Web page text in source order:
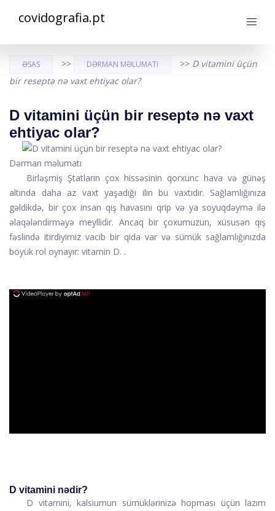
covidografia.pt
ƏSAS >> DƏRMAN MƏLUMATI >> D vitamini üçün
bir reseptə nə vaxt ehtiyac olar?
D vitamini üçün bir reseptə nə vaxt
ehtiyac olar?
Dərman məlumatı
Birləşmiş Ştatların çox hissəsinin qorxunc hava və günəş
altında daha az vaxt yaşadığı ilin bu vaxtıdır. Sağlamlığınıza
gəldikdə, bir çox insan qış havasını qrip və ya soyuqdəymə ilə
əlaqələndirməyə meyllidir. Ancaq bir çoxumuzun, xüsusən qış
fəslində itirdiyimiz vacib bir qida var və sümük sağlamlığınızda
böyük rol oynayır: vitamin D. .
D vitamini nədir?
D vitamini, kalsiumun sümüklərinizə hopması üçün lazım